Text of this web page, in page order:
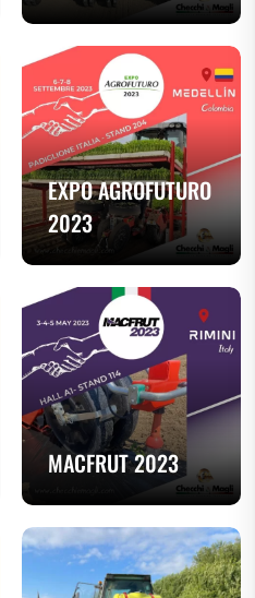
EXPO AGROFUTURO
2023
MACFRUT 2023